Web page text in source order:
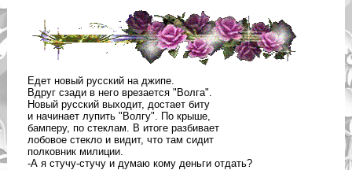
Едет новый русский на джипе.
Вдруг сзади в него врезается "Волга".
Новый русский выходит, достает биту
и начинает лупить "Волгу". По крыше,
бамперу, по стеклам. В итоге разбивает
лобовое стекло и видит, что там сидит
полковник милиции.
-А я стучу-стучу и думаю кому деньги отдать?